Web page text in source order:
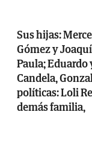
Sus hijas:
Gómez y
Paula;
Candela,
políticas: Loli
demás familia,